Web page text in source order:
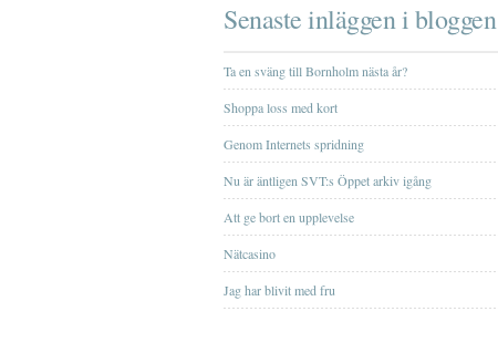
Senaste inläggen i bloggen
Ta en sväng till Bornholm nästa år?
Shoppa loss med kort
Genom Internets spridning
Nu är äntligen SVT:s Öppet arkiv igång
Att ge bort en upplevelse
Nätcasino
Jag har blivit med fru